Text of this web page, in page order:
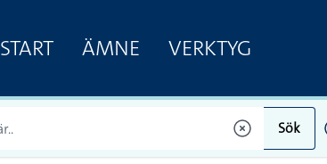
START ÄMNE VERKTYG
Sök